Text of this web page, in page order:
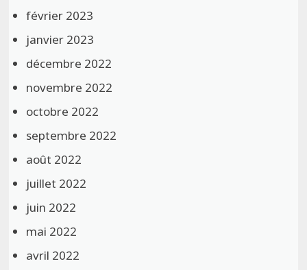
février 2023
janvier 2023
décembre 2022
novembre 2022
octobre 2022
septembre 2022
août 2022
juillet 2022
juin 2022
mai 2022
avril 2022